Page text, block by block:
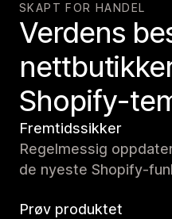
SKAPT FOR HANDEL
Verdens
Shopify-
Fremtidssikker
Regelmessig
de nyeste Shopify-
Prøv produktet